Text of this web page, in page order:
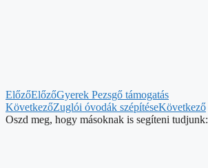
ElőzőElőzőGyerek Pezsgő támogatás
KövetkezőZuglói óvodák szépítéseKövetkező
Oszd meg, hogy másoknak is segíteni tudjunk: